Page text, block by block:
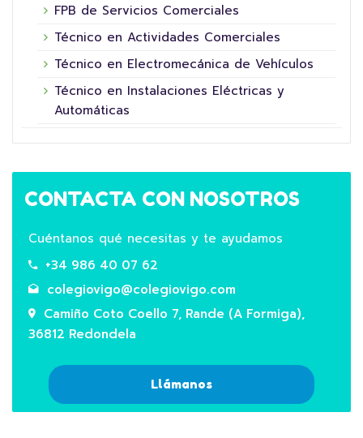
FPB de Servicios Comerciales
Técnico en Actividades Comerciales
Técnico en Electromecánica de Vehículos
Técnico en Instalaciones Eléctricas y
Automáticas
CONTACTA CON NOSOTROS
Cuéntanos qué necesitas y te ayudamos
+34 986 40 07 62
colegiovigo@colegiovigo.com
Camiño Coto Coello 7, Rande (A Formiga),
36812 Redondela
Llámanos